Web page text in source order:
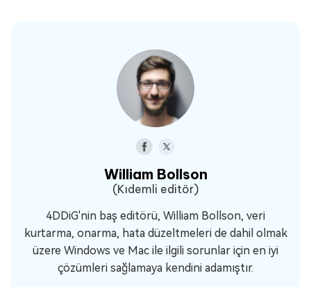
William Bollson
(Kıdemli editör)
4DDiG'nin baş editörü, William Bollson, veri
kurtarma, onarma, hata düzeltmeleri de dahil olmak
üzere Windows ve Mac ile ilgili sorunlar için en iyi
çözümleri sağlamaya kendini adamıştır.